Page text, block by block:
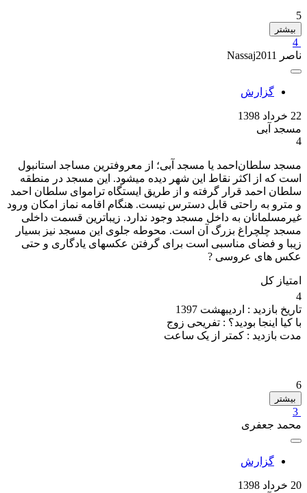
5
بیشتر
4
ناصر Nassaj2011
گزارش
22 خرداد 1398
مسجد آبی
4
مسجد سلطان‌احمد یا مسجد آبی؛ از معروفترین مساجد استانبول
است که از اکثر نقاط این شهر دیده میشود. این مسجد در منطقه
سلطان احمد قرار گرفته و از طریق ایستگاه تراموای سلطان احمد
و مترو به راحتی قابل دسترس نیست. هنگام اقامه نماز امکان ورود
غیرمسلمانان به داخل مسجد وجود ندارد‌. زیباترین قسمت داخلی
مسجد چلچراغ بزرگ آن است. محوطه جلوی این مسجد نیز بسیار
زیبا و فضای مناسبی است برای گرفتن عکسهای یادگاری و حتی
عکس های عروسی ?
امتیاز کل
4
تاریخ بازدید : اردیبهشت 1397
با کیا اینجا بودید؟ : تفریحی زوج
مدت بازدید : کمتر از یک ساعت
6
بیشتر
3
محمد جعفری
گزارش
20 خرداد 1398